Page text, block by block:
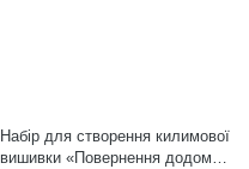
Набір для створення килимової
вишивки «Повернення додому»